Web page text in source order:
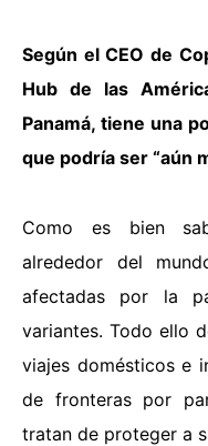
Según el CEO de
Hub de las
Panamá, tiene una
que podría ser “aún
Como es bien
alrededor del
afectadas por la
variantes. Todo ello
viajes domésticos e
de fronteras por
tratan de proteger a